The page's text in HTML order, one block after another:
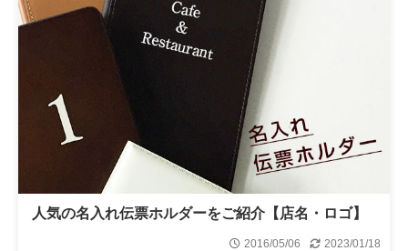
人気の名入れ伝票ホルダーをご紹介【店名・ロゴ】
2016/05/06 2023/01/18